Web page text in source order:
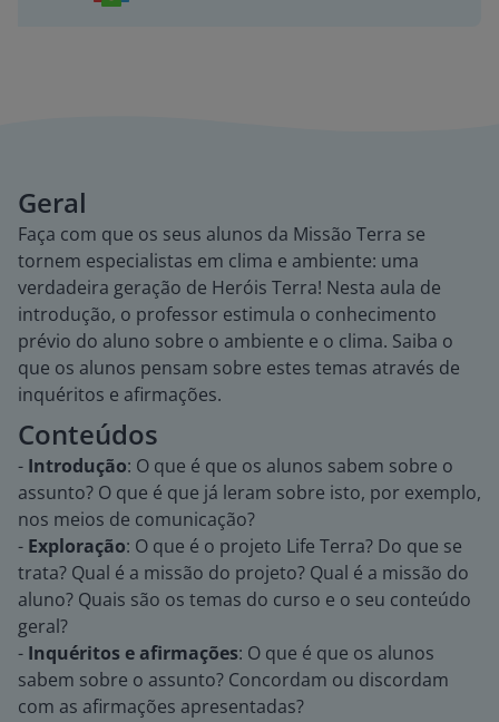
Geral
Faça com que os seus alunos da Missão Terra se
tornem especialistas em clima e ambiente: uma
verdadeira geração de Heróis Terra! Nesta aula de
introdução, o professor estimula o conhecimento
prévio do aluno sobre o ambiente e o clima. Saiba o
que os alunos pensam sobre estes temas através de
inquéritos e afirmações.
Conteúdos
- Introdução: O que é que os alunos sabem sobre o
assunto? O que é que já leram sobre isto, por exemplo,
nos meios de comunicação?
- Exploração: O que é o projeto Life Terra? Do que se
trata? Qual é a missão do projeto? Qual é a missão do
aluno? Quais são os temas do curso e o seu conteúdo
geral?
- Inquéritos e afirmações: O que é que os alunos
sabem sobre o assunto? Concordam ou discordam
com as afirmações apresentadas?